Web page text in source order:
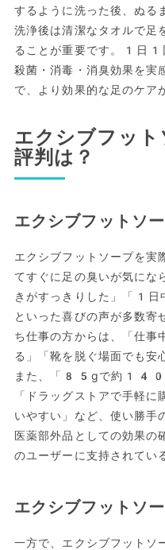
するように洗った後、ぬる
洗浄後は清潔なタオルで足
ることが重要です。1日1
殺菌・消毒・消臭効果を実
で、より効果的な足のケア
エクシブフット
評判は？
エクシブフットソ
エクシブフットソープを実
てすぐに足の臭いが気にな
きがすっきりした」「1日
といった喜びの声が多数寄
ち仕事の方からは、「仕事
る」「靴を脱ぐ場面でも安
また、「85gで約140日
「ドラッグストアで手軽
いやすい」など、使い勝手
医薬部外品としての効果の
のユーザーに支持されてい
エクシブフットソ
一方で、エクシブフットソ